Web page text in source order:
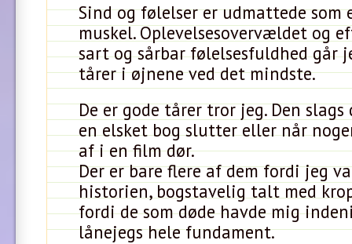
Sind og følelser er udmattede som
muskel. Oplevelsesovervældet og
sart og sårbar følelsesfuldhed går
tårer i øjnene ved det mindste.
De er gode tårer tror jeg. Den
en elsket bog slutter eller når
af i en film dør.
Der er bare flere af dem fordi jeg
historien, bogstavelig talt med
fordi de som døde havde mig
lånejegs hele fundament.